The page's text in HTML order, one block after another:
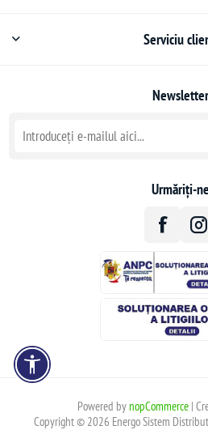
Serviciu
Newsletter
Urmăriți-ne
Powered bynopCommerce|
Copyright © 2026 Energo Sistem